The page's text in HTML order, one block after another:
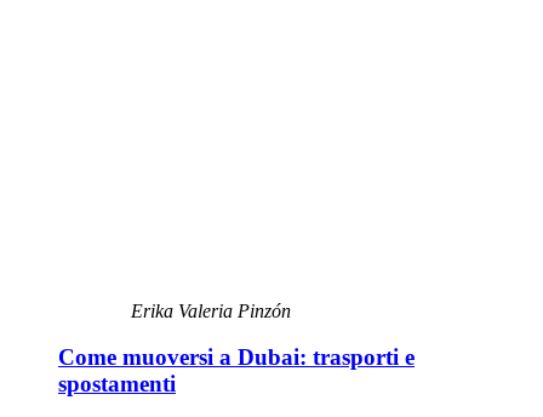
Erika Valeria Pinzón
Come muoversi a Dubai: trasporti e
spostamenti